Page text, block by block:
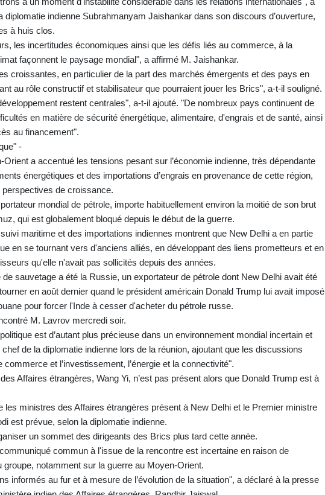
diplomatie indienne Subrahmanyam Jaishankar dans son discours d’ouverture,
à huis clos.
les incertitudes économiques ainsi que les défis liés au commerce, à la
façonnent le paysage mondial", a affirmé M. Jaishankar.
croissantes, en particulier de la part des marchés émergents et des pays en
au rôle constructif et stabilisateur que pourraient jouer les Brics", a-t-il souligné.
restent centrales", a-t-il ajouté. "De nombreux pays continuent de
en matière de sécurité énergétique, alimentaire, d'engrais et de santé, ainsi
au financement".
-
Orient a accentué les tensions pesant sur l’économie indienne, très dépendante
énergétiques et des importations d’engrais en provenance de cette région,
de croissance.
mondial de pétrole, importe habituellement environ la moitié de son brut
qui est globalement bloqué depuis le début de la guerre.
maritime et des importations indiennes montrent que New Delhi a en partie
en se tournant vers d'anciens alliés, en développant des liens prometteurs et en
qu'elle n'avait pas sollicités depuis des années.
de sauvetage a été la Russie, un exportateur de pétrole dont New Delhi avait été
en août dernier quand le président américain Donald Trump lui avait imposé
pour forcer l'Inde à cesser d'acheter du pétrole russe.
M. Lavrov mercredi soir.
est d’autant plus précieuse dans un environnement mondial incertain et
de la diplomatie indienne lors de la réunion, ajoutant que les discussions
commerce et l’investissement, l’énergie et la connectivité".
Affaires étrangères, Wang Yi, n’est pas présent alors que Donald Trump est à
les ministres des Affaires étrangères présent à New Delhi et le Premier ministre
est prévue, selon la diplomatie indienne.
un sommet des dirigeants des Brics plus tard cette année.
commun à l'issue de la rencontre est incertaine en raison de
groupe, notamment sur la guerre au Moyen-Orient.
informés au fur et à mesure de l’évolution de la situation", a déclaré à la presse